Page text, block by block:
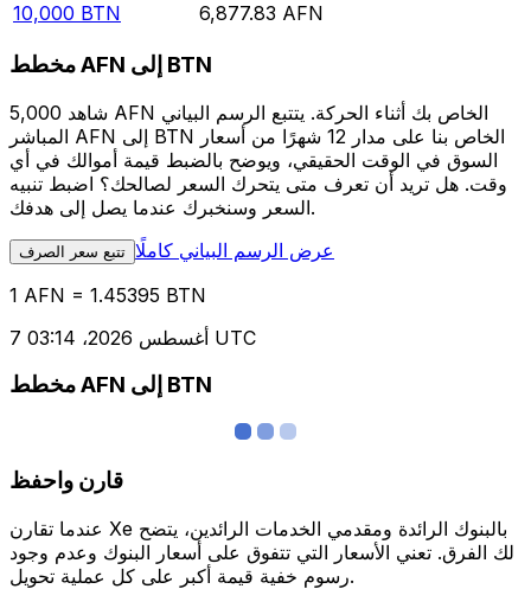
10,000 BTN 6,877.83 AFN
مخطط AFN إلى BTN
شاهد 5,000 AFN الخاص بك أثناء الحركة. يتتبع الرسم البياني
المباشر AFN إلى BTN الخاص بنا على مدار 12 شهرًا من أسعار
السوق في الوقت الحقيقي، ويوضح بالضبط قيمة أموالك في أي
وقت. هل تريد أن تعرف متى يتحرك السعر لصالحك؟ اضبط تنبيه
السعر وسنخبرك عندما يصل إلى هدفك.
تتبع سعر الصرف عرض الرسم البياني كاملًا
1 AFN = 1.45395 BTN
7 أغسطس 2026، 03:14 UTC
مخطط AFN إلى BTN
قارن واحفظ
عندما تقارن Xe بالبنوك الرائدة ومقدمي الخدمات الرائدين، يتضح
لك الفرق. تعني الأسعار التي تتفوق على أسعار البنوك وعدم وجود
رسوم خفية قيمة أكبر على كل عملية تحويل.